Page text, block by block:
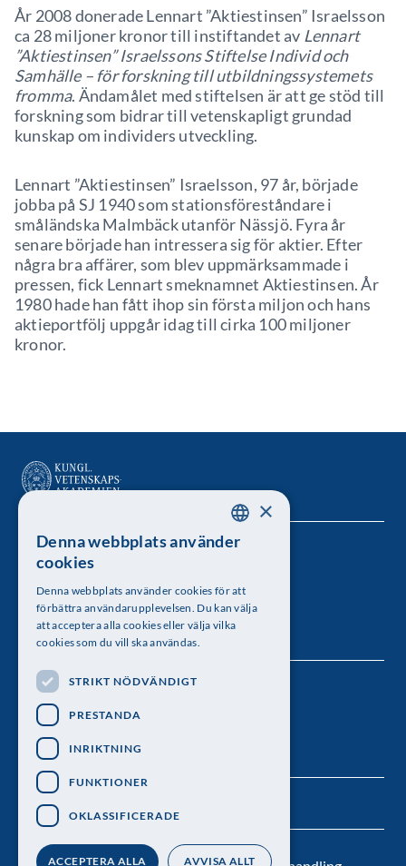
År 2008 donerade Lennart ”Aktiestinsen” Israelsson
ca 28 miljoner kronor till instiftandet av Lennart
”Aktiestinsen” Israelssons Stiftelse Individ och
Samhälle – för forskning till utbildningssystemets
fromma. Ändamålet med stiftelsen är att ge stöd till
forskning som bidrar till vetenskapligt grundad
kunskap om individers utveckling.
Lennart ”Aktiestinsen” Israelsson, 97 år, började
jobba på SJ 1940 som stationsföreståndare i
småländska Malmbäck utanför Nässjö. Fyra år
senare började han intressera sig för aktier. Efter
några bra affärer, som blev uppmärksammade i
pressen, fick Lennart smeknamnet Aktiestinsen. År
1980 hade han fått ihop sin första miljon och hans
aktieportfölj uppgår idag till cirka 100 miljoner
kronor.
Kungl. Vetenskapsakademien
Besöksadress: Lilla Frescativägen 4A
Telefon: 08-673 95 00
Följ oss
SWEDISH
×
Denna webbplats använder
cookies
Denna webbplats använder cookies för att
förbättra användarupplevelsen. Du kan välja
att acceptera alla cookies eller välja vilka
cookies som du vill ska användas.
STRIKT NÖDVÄNDIGT
PRESTANDA
INRIKTNING
FUNKTIONER
OKLASSIFICERADE
ACCEPTERA ALLA AVVISA ALLT